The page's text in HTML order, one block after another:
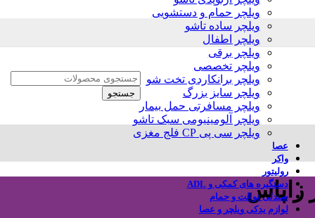
جستجو
ویلچر حمام و دستشویی
ویلچر ساده تاشو
ویلچر اطفال
ویلچر برقی
ویلچر تخصصی
ویلچر برانکاردی تخت شو
ویلچر سایز بزرگ
ویلچر مسافرتی حمل بیمار
ویلچر آلومینیومی سبک تاشو
ویلچر سی پی CP فلج مغزی
عصا
واکر
رولیتور
دستگیره های کمکی و ADL
صندلی توالت و حمام
لوازم یدکی ویلچر و عصا
زاپاس